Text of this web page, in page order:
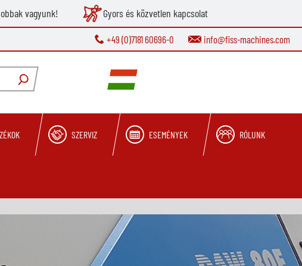
vagyunk! Gyors és közvetlen kapcsolat
+49 (0)7181 60696-0 info@fiss-machines.com
SZERVIZ ESEMÉNYEK RÓLUNK